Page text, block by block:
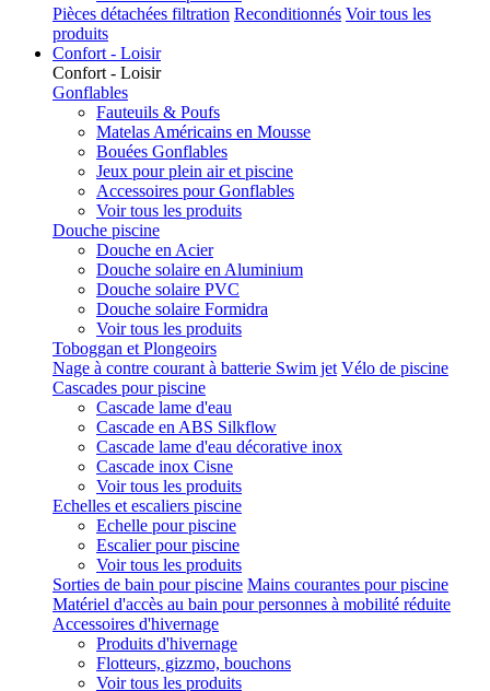
Pièces détachées filtration Reconditionnés Voir tous les
produits
Confort - Loisir
Confort - Loisir
Gonflables
Fauteuils & Poufs
Matelas Américains en Mousse
Bouées Gonflables
Jeux pour plein air et piscine
Accessoires pour Gonflables
Voir tous les produits
Douche piscine
Douche en Acier
Douche solaire en Aluminium
Douche solaire PVC
Douche solaire Formidra
Voir tous les produits
Toboggan et Plongeoirs
Nage à contre courant à batterie Swim jet Vélo de piscine
Cascades pour piscine
Cascade lame d'eau
Cascade en ABS Silkflow
Cascade lame d'eau décorative inox
Cascade inox Cisne
Voir tous les produits
Echelles et escaliers piscine
Echelle pour piscine
Escalier pour piscine
Voir tous les produits
Sorties de bain pour piscine Mains courantes pour piscine
Matériel d'accès au bain pour personnes à mobilité réduite
Accessoires d'hivernage
Produits d'hivernage
Flotteurs, gizzmo, bouchons
Voir tous les produits